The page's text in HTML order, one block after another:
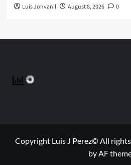
Luis Johvanil August 8, 2026 0
Copyright Luis J Perez© All
by AF